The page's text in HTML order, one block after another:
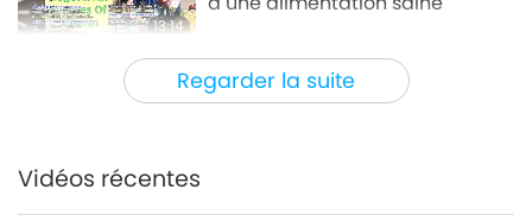
Regarder la suite
13:14
Un mode de vie sain 2019-09-28
14:20
Vidéos récentes